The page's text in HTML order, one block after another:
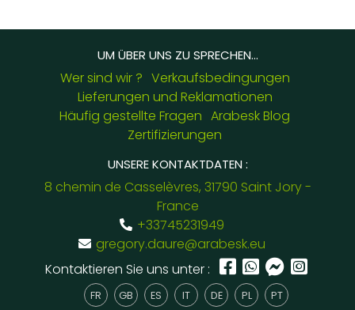
UM ÜBER UNS ZU SPRECHEN...
Wer sind wir ? Verkaufsbedingungen
Lieferungen und Reklamationen
Häufig gestellte Fragen Arabesk Blog
Zertifizierungen
UNSERE KONTAKTDATEN :
8 chemin de Casselèvres, 31790 Saint Jory -
France
+33745231949
gregory.daure@arabesk.eu
Kontaktieren Sie uns unter :
FR GB ES IT DE PL PT